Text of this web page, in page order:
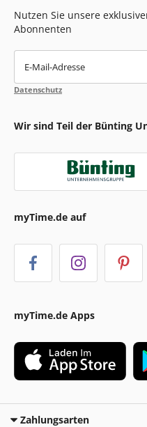
Nutzen Sie unsere
Abonnenten
E-Mail-Adresse
Datenschutz
Wir sind Teil der Bünting
myTime.de auf
myTime.de Apps
Zahlungsarten